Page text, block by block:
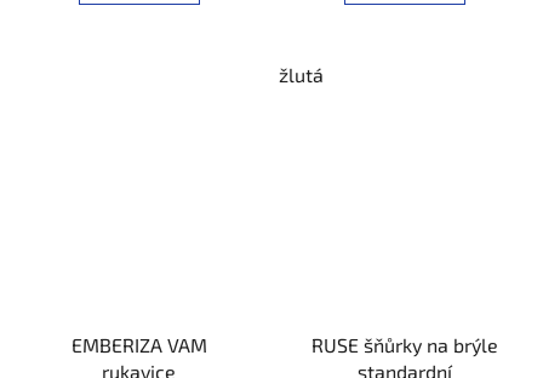
žlutá
EMBERIZA VAM
rukavice
RUSE šňůrky na brýle
standardní